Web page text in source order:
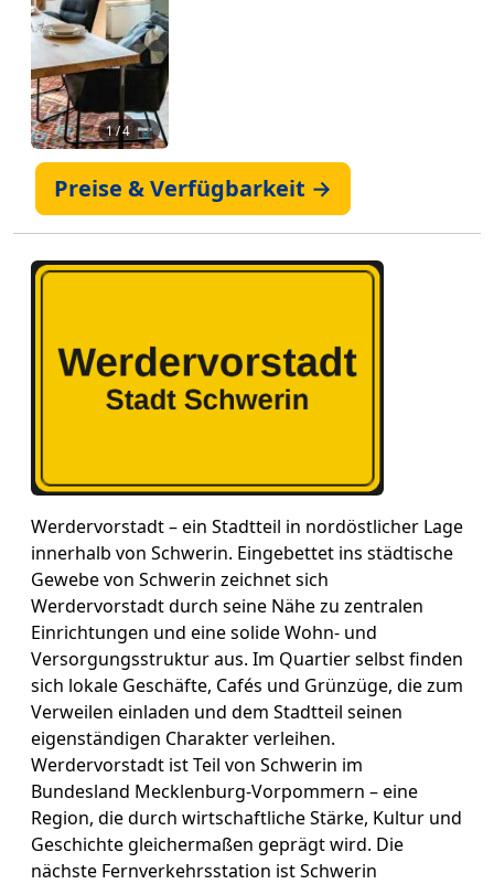
1/ 4 📷
Preise & Verfügbarkeit →
Werdervorstadt – ein Stadtteil in nordöstlicher Lage
innerhalb von Schwerin. Eingebettet ins städtische
Gewebe von Schwerin zeichnet sich
Werdervorstadt durch seine Nähe zu zentralen
Einrichtungen und eine solide Wohn- und
Versorgungsstruktur aus. Im Quartier selbst finden
sich lokale Geschäfte, Cafés und Grünzüge, die zum
Verweilen einladen und dem Stadtteil seinen
eigenständigen Charakter verleihen.
Werdervorstadt ist Teil von Schwerin im
Bundesland Mecklenburg-Vorpommern – eine
Region, die durch wirtschaftliche Stärke, Kultur und
Geschichte gleichermaßen geprägt wird. Die
nächste Fernverkehrsstation ist Schwerin